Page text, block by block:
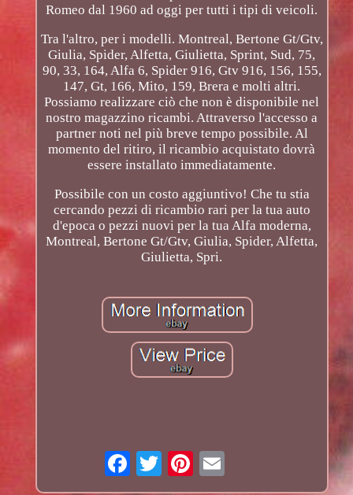
Romeo dal 1960 ad oggi per tutti i tipi di veicoli.
Tra l'altro, per i modelli. Montreal, Bertone Gt/Gtv,
Giulia, Spider, Alfetta, Giulietta, Sprint, Sud, 75,
90, 33, 164, Alfa 6, Spider 916, Gtv 916, 156, 155,
147, Gt, 166, Mito, 159, Brera e molti altri.
Possiamo realizzare ciò che non è disponibile nel
nostro magazzino ricambi. Attraverso l'accesso a
partner noti nel più breve tempo possibile. Al
momento del ritiro, il ricambio acquistato dovrà
essere installato immediatamente.
Possibile con un costo aggiuntivo! Che tu stia
cercando pezzi di ricambio rari per la tua auto
d'epoca o pezzi nuovi per la tua Alfa moderna,
Montreal, Bertone Gt/Gtv, Giulia, Spider, Alfetta,
Giulietta, Spri.